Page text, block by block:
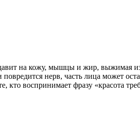
на кожу, мышцы и жир, выжимая
нерв, часть лица может
воспринимает фразу «красота